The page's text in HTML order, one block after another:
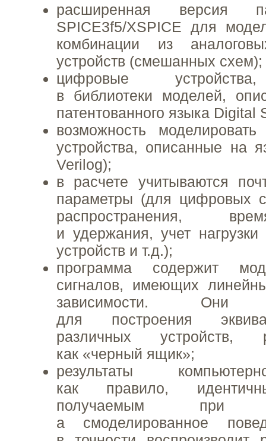
расширенная версия
SPICE3f5/XSPICE для
комбинации из
устройств (смешанных схем);
цифровые
в библиотеки моделей,
патентованного языка Digital
возможность моделировать
устройства, описанные на
Verilog);
в расчете учитываются
параметры (для цифровых
распространения,
и удержания, учет
устройств и т.д.);
программа содержит
сигналов, имеющих
зависимости. Они
для построения
различных устройств,
как «черный ящик»;
результаты
как правило,
получаемым при
а смоделированное